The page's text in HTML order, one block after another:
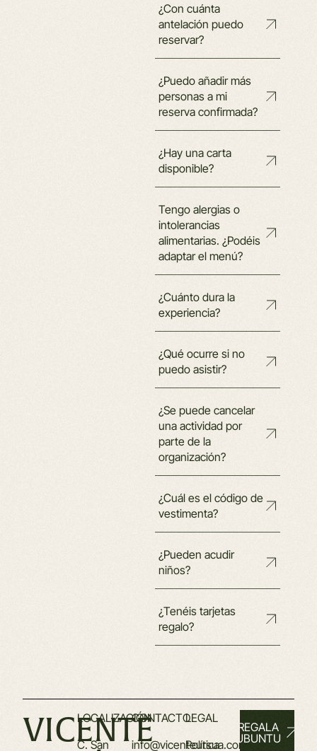
¿Con cuánta
antelación puedo
reservar?
¿Puedo añadir más
personas a mi
reserva confirmada?
¿Hay una carta
disponible?
Tengo alergias o
intolerancias
alimentarias. ¿Podéis
adaptar el menú?
¿Cuánto dura la
experiencia?
¿Qué ocurre si no
puedo asistir?
¿Se puede cancelar
una actividad por
parte de la
organización?
¿Cuál es el código de
vestimenta?
¿Pueden acudir
niños?
¿Tenéis tarjetas
regalo?
VICENTE
LOCALIZACIÓN
C. San
CONTACTO
info@vicenteursua.com
LEGAL
Política
REGALA
UBUNTU